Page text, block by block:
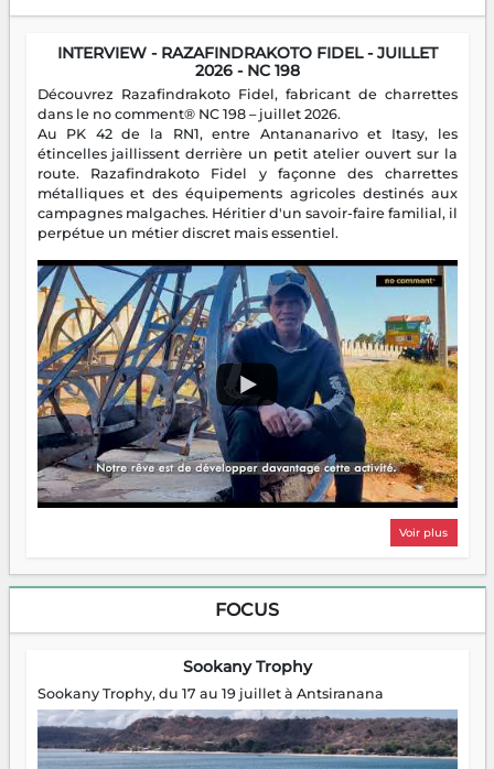
INTERVIEW - RAZAFINDRAKOTO FIDEL - JUILLET
2026 - NC 198
Découvrez Razafindrakoto Fidel, fabricant de charrettes
dans le no comment® NC 198 – juillet 2026.
Au PK 42 de la RN1, entre Antananarivo et Itasy, les
étincelles jaillissent derrière un petit atelier ouvert sur la
route. Razafindrakoto Fidel y façonne des charrettes
métalliques et des équipements agricoles destinés aux
campagnes malgaches. Héritier d'un savoir-faire familial, il
perpétue un métier discret mais essentiel.
Voir plus
FOCUS
Sookany Trophy
Sookany Trophy, du 17 au 19 juillet à Antsiranana